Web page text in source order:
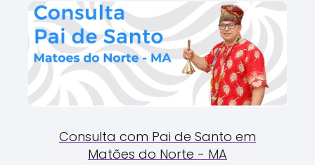
Consulta com Pai de Santo em
Matões do Norte - MA